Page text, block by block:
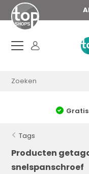
Gratis
Tags
Producten
snelspanschroef